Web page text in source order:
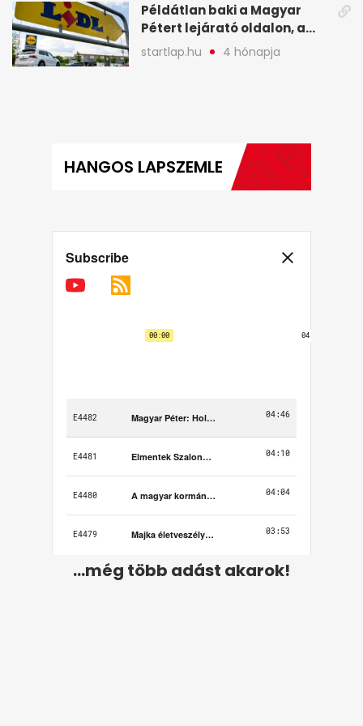
Példátlan baki a Magyar
Pétert lejárató oldalon, a
Lidlnek azonnal lépnie
kellett - A hét legfontosabb
startlap.hu 4 hónapja
HANGOS LAPSZEMLE
...még több adást akarok!